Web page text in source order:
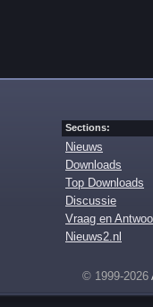
Sections:
Nieuws
Downloads
Top Downloads
Discussie
Vraag en
Nieuws2.nl
© 1999-2026